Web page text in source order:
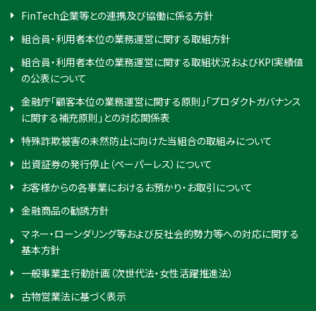
FinTech企業等との連携及び協働に係る方針
組合員・利用者本位の業務運営に関する取組方針
組合員・利用者本位の業務運営に関する取組状況およびKPI実績値
の公表について
金融庁「顧客本位の業務運営に関する原則」「プロダクトガバナンス
に関する補充原則」との対応関係表
特殊詐欺被害の未然防止に向けた当組合の取組みについて
出資証券の発行停止（ペーパーレス）について
お客様からの各事業におけるお預かり・お取引について
金融商品の勧誘方針
マネー・ローンダリング等および反社会的勢力等への対応に関する
基本方針
一般事業主行動計画（次世代法・女性活躍推進法）
古物営業法に基づく表示